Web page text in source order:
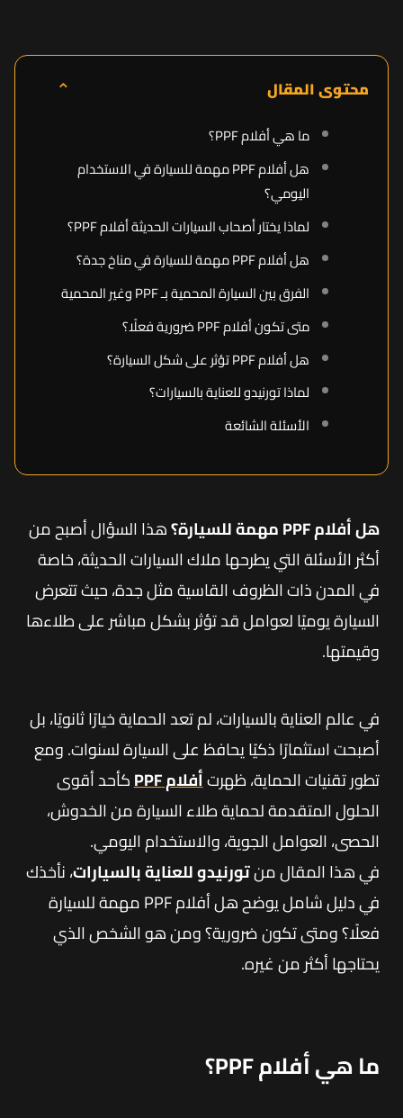
محتوى المقال ⌃
ما هي أفلام PPF؟
هل أفلام PPF مهمة للسيارة في الاستخدام
اليومي؟
لماذا يختار أصحاب السيارات الحديثة أفلام PPF؟
هل أفلام PPF مهمة للسيارة في مناخ جدة؟
الفرق بين السيارة المحمية بـ PPF وغير المحمية
متى تكون أفلام PPF ضرورية فعلًا؟
هل أفلام PPF تؤثر على شكل السيارة؟
لماذا تورنيدو للعناية بالسيارات؟
الأسئلة الشائعة
هل أفلام PPF مهمة للسيارة؟
هذا السؤال أصبح من
أكثر الأسئلة التي يطرحها ملاك السيارات الحديثة، خاصة
في المدن ذات الظروف القاسية مثل جدة، حيث تتعرض
السيارة يوميًا لعوامل قد تؤثر بشكل مباشر على طلاءها
وقيمتها.
في عالم العناية بالسيارات، لم تعد الحماية خيارًا ثانويًا، بل
أصبحت استثمارًا ذكيًا يحافظ على السيارة لسنوات. ومع
تطور تقنيات الحماية، ظهرتأفلام PPF
كأحد أقوى
الحلول المتقدمة لحماية طلاء السيارة من الخدوش،
الحصى، العوامل الجوية، والاستخدام اليومي.
في هذا المقال منتورنيدو للعناية بالسيارات، نأخذك
في دليل شامل يوضح هل أفلام PPF مهمة للسيارة
فعلًا؟ ومتى تكون ضرورية؟ ومن هو الشخص الذي
يحتاجها أكثر من غيره.
ما هي أفلام PPF؟